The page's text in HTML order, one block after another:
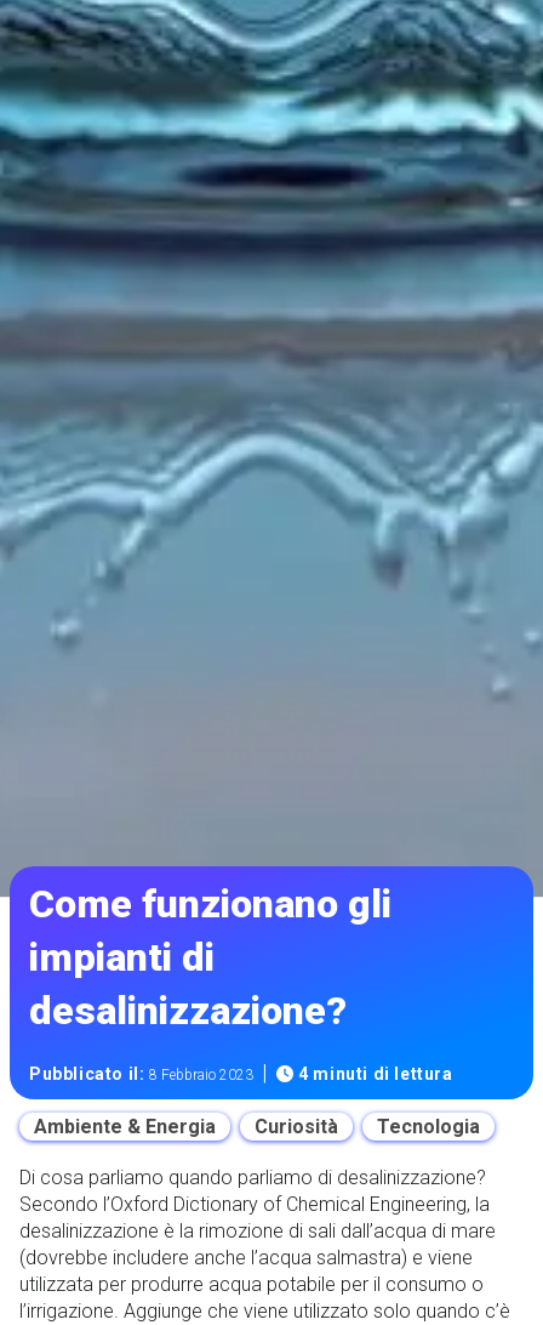
Come funzionano gli
impianti di
desalinizzazione?
Pubblicato il:8 Febbraio 2023 | 4 minuti di lettura
Ambiente & Energia Curiosità Tecnologia
Di cosa parliamo quando parliamo di desalinizzazione?
Secondo l’Oxford Dictionary of Chemical Engineering, la
desalinizzazione è la rimozione di sali dall’acqua di mare
(dovrebbe includere anche l’acqua salmastra) e viene
utilizzata per produrre acqua potabile per il consumo o
l’irrigazione. Aggiunge che viene utilizzato solo quando c’è